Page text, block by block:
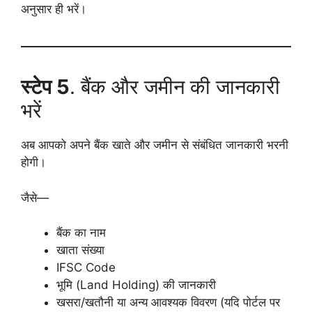
अनुसार ही भरें।
स्टेप 5. बैंक और जमीन की जानकारी
भरें
अब आपको अपने बैंक खाते और जमीन से संबंधित जानकारी भरनी
होगी।
जैसे—
बैंक का नाम
खाता संख्या
IFSC Code
भूमि (Land Holding) की जानकारी
खसरा/खतौनी या अन्य आवश्यक विवरण (यदि पोर्टल पर